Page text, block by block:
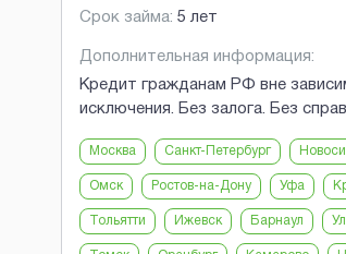
Срок займа: 5 лет
Дополнительная информация:
Кредит гражданам РФ вне
исключения. Без залога. Без
Москва Санкт-Петербург
Омск Ростов-на-Дону Уфа
Тольятти Ижевск Барнаул